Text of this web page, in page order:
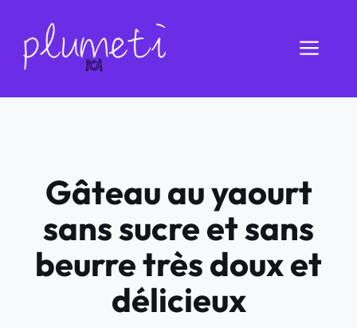
contenu
Gâteau au yaourt
sans sucre et sans
beurre très doux et
délicieux